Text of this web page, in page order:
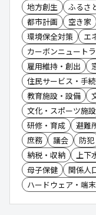
地方創生
ふるさ
都市計画
空き家
環境保全対策
エ
カーボンニュート
雇用維持・創出
住民サービス・手
教育施設・設備
文化・スポーツ施設
研修・育成
避難
庶務
議会 防犯
納税・収納
上下
母子保健
関係人
ハードウェア・端